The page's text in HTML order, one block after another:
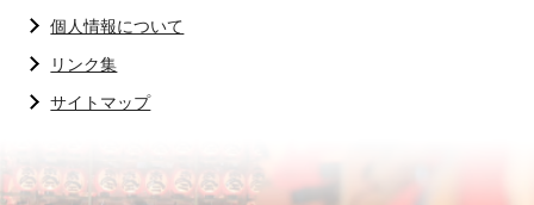
個人情報について
リンク集
サイトマップ